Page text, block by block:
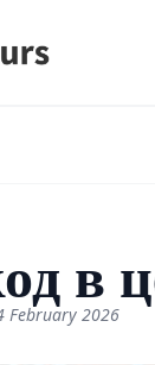
в
February 2026